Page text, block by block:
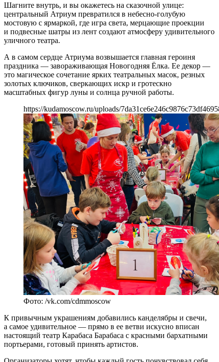
Шагните внутрь, и вы окажетесь на сказочной улице:
центральный Атриум превратился в небесно-голубую
мостовую с ярмаркой, где игра света, мерцающие проекции
и подвесные шатры из лент создают атмосферу удивительного
уличного театра.
А в самом сердце Атриума возвышается главная героиня
праздника — завораживающая Новогодняя Ёлка. Ее декор —
это магическое сочетание ярких театральных масок, резных
золотых ключиков, сверкающих искр и гротескно
масштабных фигур луны и солнца ручной работы.
https://kudamoscow.ru/uploads/
Фото: /vk.com/cdmmoscow
К привычным украшениям добавились канделябры и свечи,
а самое удивительное — прямо в ее ветви искусно вписан
настоящий театр Карабаса Барабаса с красными бархатными
портьерами, готовый принять артистов.